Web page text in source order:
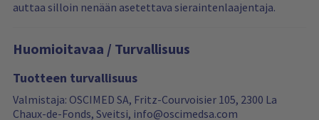
e
s
…
r
d
g
s
r
e
s
e
t
auttaa silloin nenään asetettava sieraintenlaajentaja.
Huomioitavaa / Turvallisuus
Tuotteen turvallisuus
Valmistaja: OSCIMED SA, Fritz-Courvoisier 105, 2300 La
Chaux-de-Fonds, Sveitsi, info@oscimedsa.com